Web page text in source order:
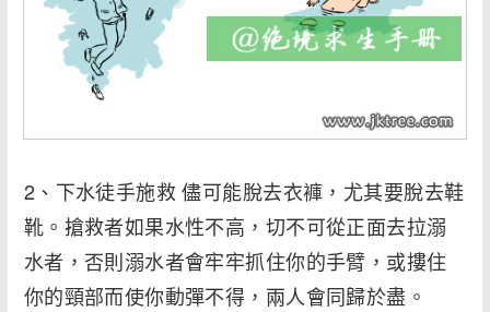
2、下水徒手施救 儘可能脫去衣褲，尤其要脫去鞋
靴。搶救者如果水性不高，切不可從正面去拉溺
水者，否則溺水者會牢牢抓住你的手臂，或摟住
你的頸部而使你動彈不得，兩人會同歸於盡。